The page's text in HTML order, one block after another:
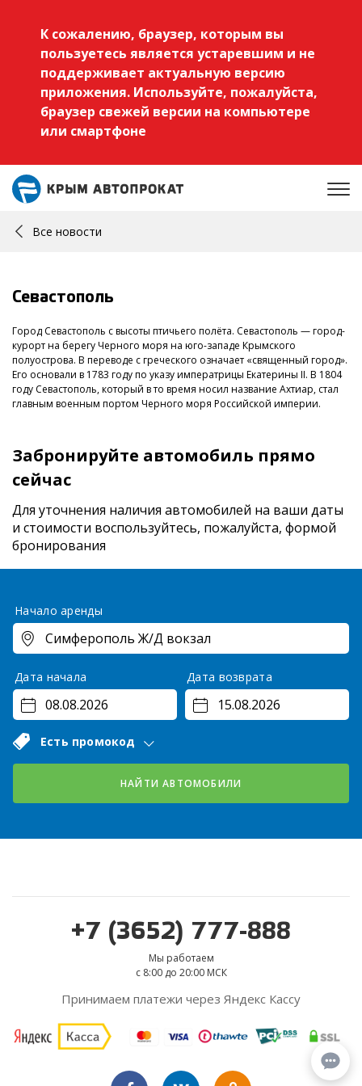
К сожалению, браузер, которым вы
пользуетесь является устаревшим и не
поддерживает актуальную версию
приложения. Используйте, пожалуйста,
браузер свежей версии на компьютере
или смартфоне
Все новости
Севастополь
Город Севастополь с высоты птичьего полёта. Севастополь — город-
курорт на берегу Черного моря на юго-западе Крымского
полуострова. В переводе с греческого означает «священный город».
Его основали в 1783 году по указу императрицы Екатерины II. В 1804
году Севастополь, который в то время носил название Ахтиар, стал
главным военным портом Черного моря Российской империи.
Забронируйте автомобиль прямо
сейчас
Для уточнения наличия автомобилей на ваши даты
и стоимости воспользуйтесь, пожалуйста, формой
бронирования
Начало аренды
Дата начала Дата возврата
Есть промокод
НАЙТИ АВТОМОБИЛИ
+7 (3652) 777-888
Мы работаем
с 8:00 до 20:00 МСК
Принимаем платежи через Яндекс Кассу